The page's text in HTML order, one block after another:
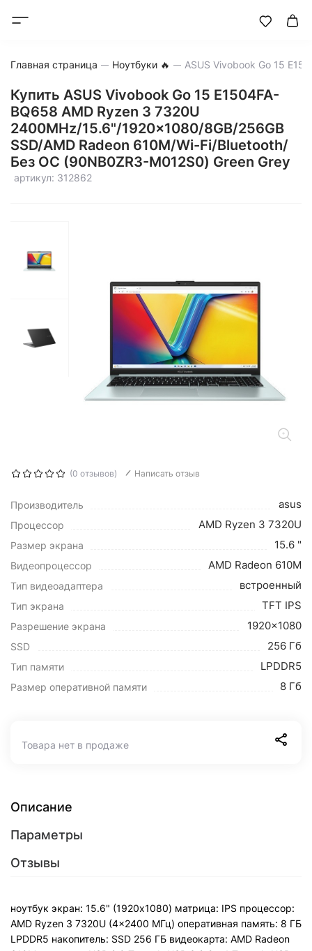
Главная страница Ноутбуки 🔥
Купить ASUS Vivobook Go 15 E1504FA-
BQ658 AMD Ryzen 3 7320U
2400MHz/15.6"/1920x1080/8GB/256GB
SSD/AMD Radeon 610M/Wi-Fi/Bluetooth/
Без ОС (90NB0ZR3-M012S0) Green Grey
артикул: 312862
(0 отзывов) Написать отзыв
Производитель asus
Процессор AMD Ryzen 3 7320U
Размер экрана 15.6 "
Видеопроцессор AMD Radeon 610M
Тип видеоадаптера встроенный
Тип экрана TFT IPS
Разрешение экрана 1920x1080
SSD 256 Гб
Тип памяти LPDDR5
Размер оперативной памяти 8 Гб
Товара нет в продаже
Описание
Параметры
Отзывы
ноутбук экран: 15.6" (1920x1080) матрица: IPS процессор:
AMD Ryzen 3 7320U (4x2400 МГц) оперативная память: 8 ГБ
LPDDR5 накопитель: SSD 256 ГБ видеокарта: AMD Radeon